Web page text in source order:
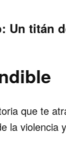
Un titán
que te
la violencia